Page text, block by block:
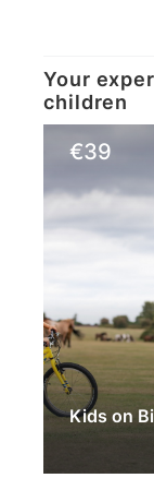
Your
children
€39
Kids on